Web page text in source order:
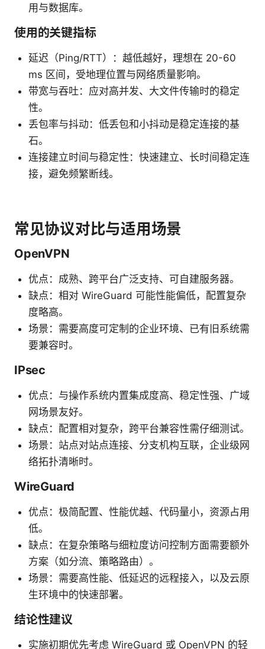
用与数据库。
使用的关键指标
延迟（Ping/RTT）：越低越好，理想在 20-60
ms 区间，受地理位置与网络质量影响。
带宽与吞吐：应对高并发、大文件传输时的稳定
性。
丢包率与抖动：低丢包和小抖动是稳定连接的基
石。
连接建立时间与稳定性：快速建立、长时间稳定连
接，避免频繁断线。
常见协议对比与适用场景
OpenVPN
优点：成熟、跨平台广泛支持、可自建服务器。
缺点：相对 WireGuard 可能性能偏低，配置复杂
度略高。
场景：需要高度可定制的企业环境、已有旧系统需
要兼容时。
IPsec
优点：与操作系统内置集成度高、稳定性强、广域
网场景友好。
缺点：配置相对复杂，跨平台兼容性需仔细测试。
场景：站点对站点连接、分支机构互联，企业级网
络拓扑清晰时。
WireGuard
优点：极简配置、性能优越、代码量小，资源占用
低。
缺点：在复杂策略与细粒度访问控制方面需要额外
方案（如分流、策略路由）。
场景：需要高性能、低延迟的远程接入，以及云原
生环境中的快速部署。
结论性建议
实施初期优先考虑 WireGuard 或 OpenVPN 的轻